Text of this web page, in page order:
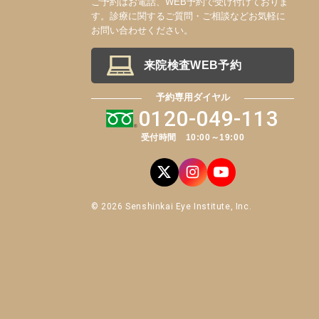
す。診療に関するご質問・ご相談などお気軽に
お問い合わせください。
来院検査WEB予約
予約専用ダイヤル
0120-049-113
受付時間 10:00～19:00
© 2026 Senshinkai Eye Institute, Inc.